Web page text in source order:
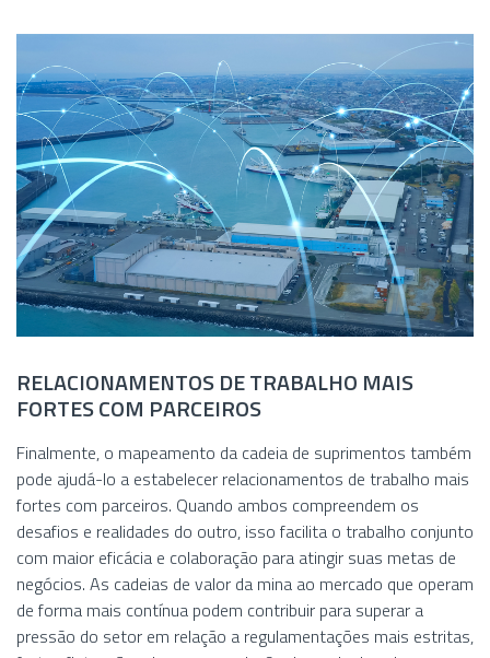
RELACIONAMENTOS DE TRABALHO MAIS
FORTES COM PARCEIROS
Finalmente, o mapeamento da cadeia de suprimentos também
pode ajudá-lo a estabelecer relacionamentos de trabalho mais
fortes com parceiros. Quando ambos compreendem os
desafios e realidades do outro, isso facilita o trabalho conjunto
com maior eficácia e colaboração para atingir suas metas de
negócios. As cadeias de valor da mina ao mercado que operam
de forma mais contínua podem contribuir para superar a
pressão do setor em relação a regulamentações mais estritas,